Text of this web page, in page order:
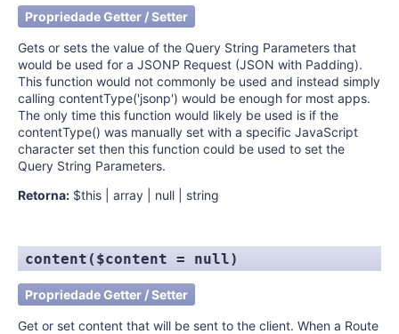
Propriedade Getter / Setter
Gets or sets the value of the Query String Parameters that
would be used for a JSONP Request (JSON with Padding).
This function would not commonly be used and instead simply
calling contentType('jsonp') would be enough for most apps.
The only time this function would likely be used is if the
contentType() was manually set with a specific JavaScript
character set then this function could be used to set the
Query String Parameters.
Retorna: $this | array | null | string
content($content = null)
Propriedade Getter / Setter
Get or set content that will be sent to the client. When a Route